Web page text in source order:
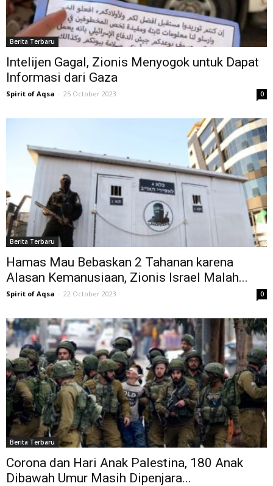
Berita Terbaru
Intelijen Gagal, Zionis Menyogok untuk Dapat
Informasi dari Gaza
Spirit of Aqsa - 25 October 2023 0
Berita Terbaru
Hamas Mau Bebaskan 2 Tahanan karena
Alasan Kemanusiaan, Zionis Israel Malah...
Spirit of Aqsa - 22 October 2023 0
Berita Terbaru
Corona dan Hari Anak Palestina, 180 Anak
Dibawah Umur Masih Dipenjara...